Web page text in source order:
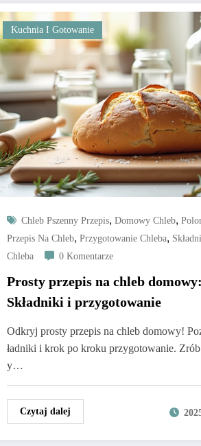
Kuchnia I Gotowanie
Chleb Pszenny Przepis, Domowy Chleb,
Przepis Na Chleb, Przygotowanie Chleba,
Chleba
0 Komentarze
Prosty przepis na chleb domowy:
Składniki i przygotowanie
Odkryj prosty przepis na chleb domowy!
ładniki i krok po kroku przygotowanie.
y…
Czytaj dalej